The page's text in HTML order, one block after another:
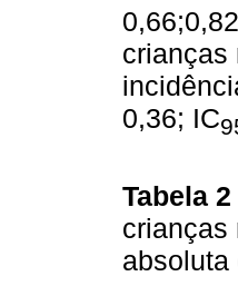
crianças
0,36; IC
Tabela 2
crianças